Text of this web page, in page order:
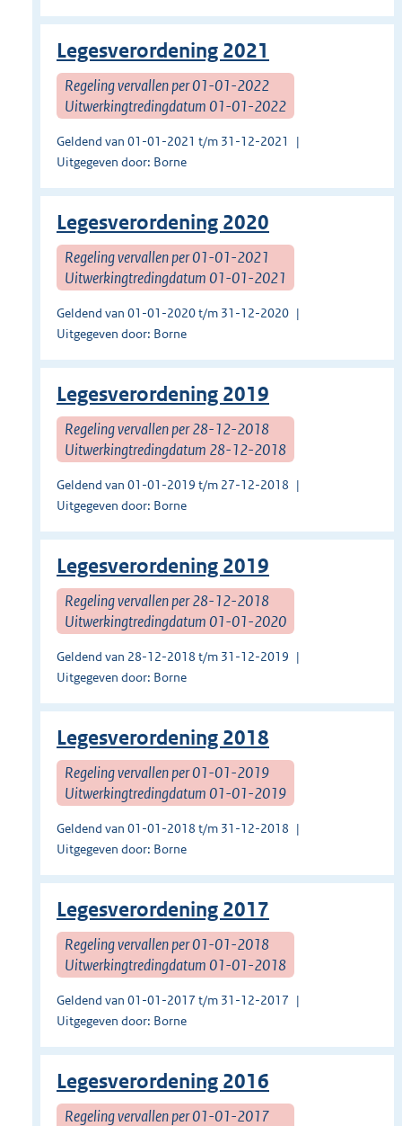
Legesverordening 2021
Regeling vervallen per 01-01-2022
Uitwerkingtredingdatum 01-01-2022
Geldend van 01-01-2021 t/m 31-12-2021
Uitgegeven door: Borne
Legesverordening 2020
Regeling vervallen per 01-01-2021
Uitwerkingtredingdatum 01-01-2021
Geldend van 01-01-2020 t/m 31-12-2020
Uitgegeven door: Borne
Legesverordening 2019
Regeling vervallen per 28-12-2018
Uitwerkingtredingdatum 28-12-2018
Geldend van 01-01-2019 t/m 27-12-2018
Uitgegeven door: Borne
Legesverordening 2019
Regeling vervallen per 28-12-2018
Uitwerkingtredingdatum 01-01-2020
Geldend van 28-12-2018 t/m 31-12-2019
Uitgegeven door: Borne
Legesverordening 2018
Regeling vervallen per 01-01-2019
Uitwerkingtredingdatum 01-01-2019
Geldend van 01-01-2018 t/m 31-12-2018
Uitgegeven door: Borne
Legesverordening 2017
Regeling vervallen per 01-01-2018
Uitwerkingtredingdatum 01-01-2018
Geldend van 01-01-2017 t/m 31-12-2017
Uitgegeven door: Borne
Legesverordening 2016
Regeling vervallen per 01-01-2017